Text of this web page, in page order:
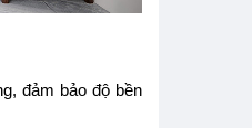
đảm bảo độ bền